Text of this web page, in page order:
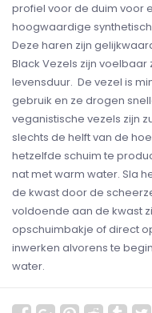
profiel voor de duim voor
hoogwaardige
Deze haren zijn
Black Vezels zijn
levensduur. De vezel is
gebruik en ze drogen
veganistische vezels zijn
slechts de helft van de
hetzelfde schuim te
nat met warm water. Sla
de kwast door de
voldoende aan de kwast
opschuimbakje of direct
inwerken alvorens te
water.